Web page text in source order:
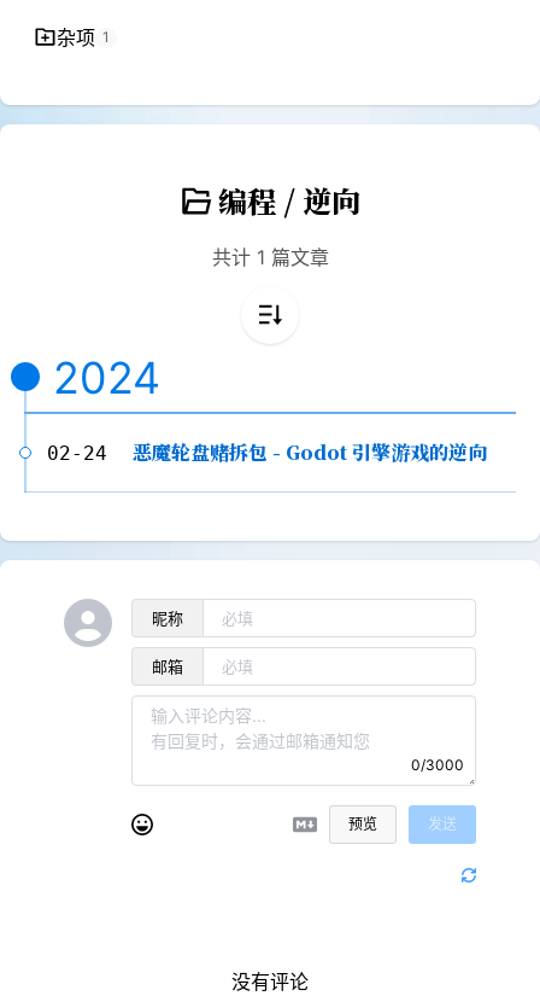
杂项 1
编程 / 逆向
共计 1 篇文章
2024
02-24 恶魔轮盘赌拆包 - Godot 引擎游戏的逆向
昵称
邮箱
0/3000
预览 发送
没有评论